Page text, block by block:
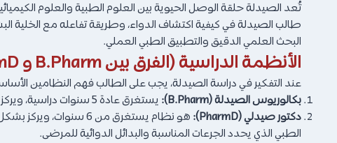
تُعد الصيدلة حلقة الوصل الحيوية بين العلوم الطبية والعلوم
طالب الصيدلة في كيفية اكتشاف الدواء، وطريقة تفاعله مع الخلية
البحث العلمي الدقيق والتطبيق الطبي العملي.
الأنظمة الدراسية (الفرق بين B.Pharm و PharmD):
عند التفكير في دراسة الصيدلة، يجب على الطالب فهم النظامين
بكالوريوس الصيدلة (B.Pharm):
يستغرق عادة 5 سنوات دراسية، ويركز بشكل متوازن على العلوم الصيدلانية الأساسية، والتصنيع الدوائي، والعمل في الصيدليات المجتمعية.
دكتور صيدلي (PharmD):
هو نظام يستغرق من 6
الطبي الذي يحدد الجرعات المناسبة والبدائل الدوائية للمرضى.